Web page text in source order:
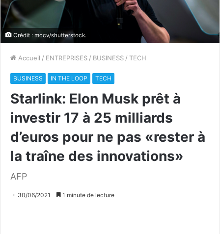
Crédit : mccv/shutterstock.
Accueil / ENTREPRISES / BUSINESS / TECH
BUSINESS IN THE LOOP TECH
Starlink: Elon Musk prêt à
investir 17 à 25 milliards
d’euros pour ne pas «rester à
la traîne des innovations»
AFP
30/06/2021 1 minute de lecture